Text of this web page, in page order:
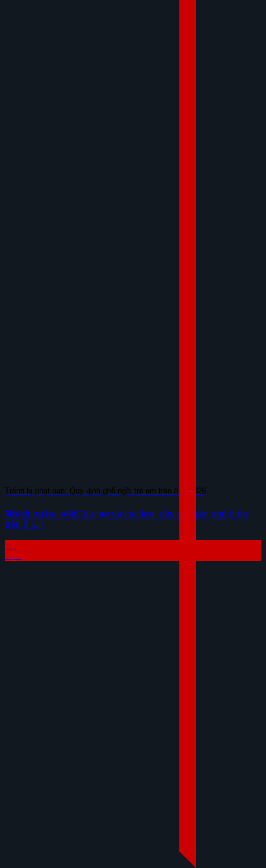
Tránh bị phạt oan: Quy định ghế ngồi trẻ em trên ô tô 2026
Nội dung bài viếtCấu tạo và các loại dây an toàn phổ biến
trên ô [...]